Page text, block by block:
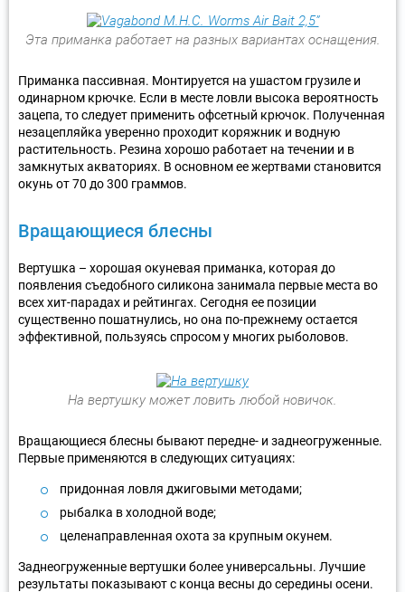
Эта приманка работает на разных вариантах оснащения.
Приманка пассивная. Монтируется на ушастом грузиле и
одинарном крючке. Если в месте ловли высока вероятность
зацепа, то следует применить офсетный крючок. Полученная
незацепляйка уверенно проходит коряжник и водную
растительность. Резина хорошо работает на течении и в
замкнутых акваториях. В основном ее жертвами становится
окунь от 70 до 300 граммов.
Вращающиеся блесны
Вертушка – хорошая окуневая приманка, которая до
появления съедобного силикона занимала первые места во
всех хит-парадах и рейтингах. Сегодня ее позиции
существенно пошатнулись, но она по-прежнему остается
эффективной, пользуясь спросом у многих рыболовов.
На вертушку может ловить любой новичок.
Вращающиеся блесны бывают передне- и заднеогруженные.
Первые применяются в следующих ситуациях:
придонная ловля джиговыми методами;
рыбалка в холодной воде;
целенаправленная охота за крупным окунем.
Заднеогруженные вертушки более универсальны. Лучшие
результаты показывают с конца весны до середины осени.